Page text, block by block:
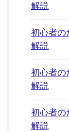
解説
初心者
解説
初心者
解説
初心者
解説